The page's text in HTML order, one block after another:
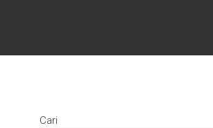
Cari